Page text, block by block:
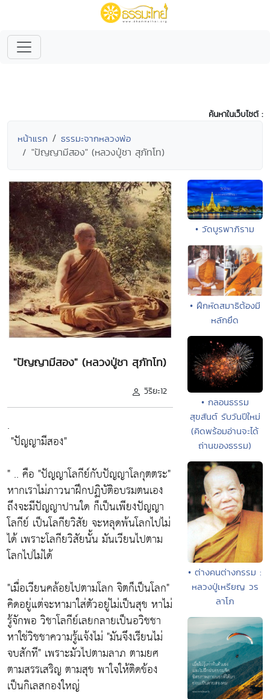
ค้นหาในเว็บไซต์ :
หน้าแรก ธรรมะจากหลวงพ่อ
"ปัญญามีสอง" (หลวงปู่ชา สุภัทโท)
"ปัญญามีสอง" (หลวงปู่ชา สุภัทโท)
วิริยะ12
.
"ปัญญามีสอง"
" .. คือ "ปัญญาโลกีย์กับปัญญาโลกุตตระ"
หากเราไม่ภาวนาฝึกปฏิบัติอบรมตนเอง
ถึงจะมีปัญญาปานใด ก็เป็นเพียงปัญญา
โลกีย์ เป็นโลกียวิสัย จะหลุดพ้นโลกไปไม่
ได้ เพราะโลกียวิสัยนั้น มันเวียนไปตาม
โลกไปไม่ได้
"เมื่อเวียนคล้อยไปตามโลก จิตก็เป็นโลก"
คิดอยู่แต่จะหามาใส่ตัวอยู่ไม่เป็นสุข หาไม่
รู้จักพอ วิชาโลกีย์เลยกลายเป็นอวิชชา
หาใช่วิชชาความรู้แจ้งไม่ "มันจึงเรียนไม่
จบสักที" เพราะมัวไปตามลาภ ตามยศ
ตามสรรเสริญ ตามสุข พาใจให้ติดข้อง
เป็นกิเลสกองใหญ่
• วัดบูรพาภิราม
• ฝึกหัดสมาธิต้องมี
หลักยึด
• กลอนธรรม
สุขสันต์ รับวันปีใหม่
(คิดพร้อมอ่านจะได้
ถ่านของธรรม)
• ต่างคนต่างกรรม :
หลวงปู่เหรียญ วร
ลาโภ